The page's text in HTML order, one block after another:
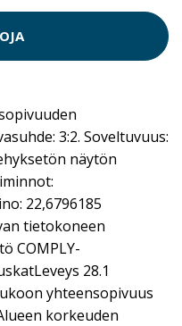
3:2. Soveltuvuus:
näytön
22,6796185
tietokoneen
COMPLY-
28.1
yhteensopivuus
korkeuden